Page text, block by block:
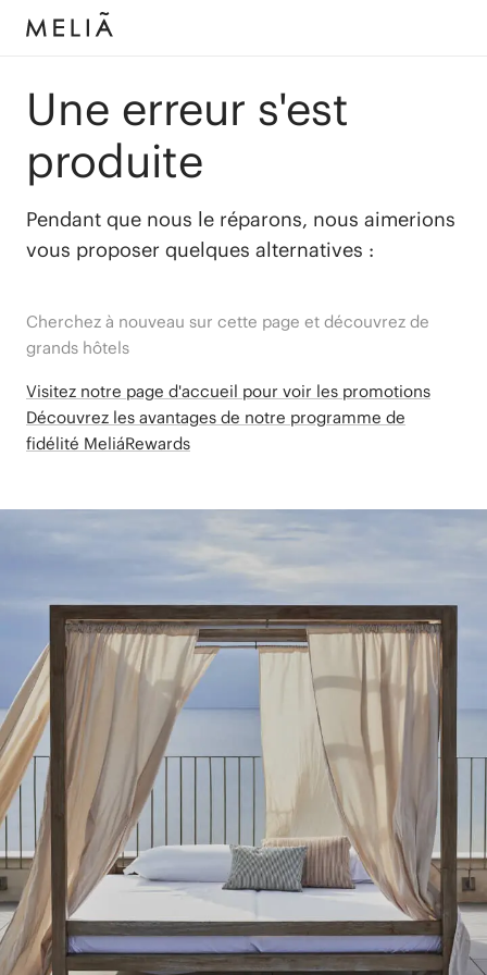
Une erreur s'est
produite
Pendant que nous le réparons, nous aimerions
vous proposer quelques alternatives :
Cherchez à nouveau sur cette page et découvrez de
grands hôtels
Visitez notre page d'accueil pour voir les promotions
Découvrez les avantages de notre programme de
fidélité MeliáRewards